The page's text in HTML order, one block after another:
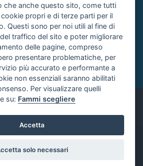
Area Ticket
L'AMMINISTRAZIONE
Clicca quì
Italiano
©XenTR | Xenforo Add-ons
che anche questo sito, come tutti
propri e di terze parti per il
Questi sono per noi utili al fine di
traffico del sito e poter migliorare
delle pagine, compreso
presentare problematiche, per
più accurato e performante a
non essenziali saranno abilitati
Per visualizzare quelli
su: Fammi scegliere
Accetta
solo necessari